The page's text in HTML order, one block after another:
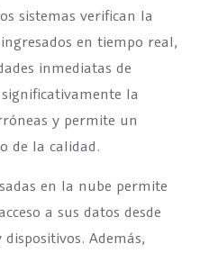
sistemas verifican la
en tiempo real,
inmediatas de
la
y permite un
de la calidad.
en la nube permite
a sus datos desde
Además,